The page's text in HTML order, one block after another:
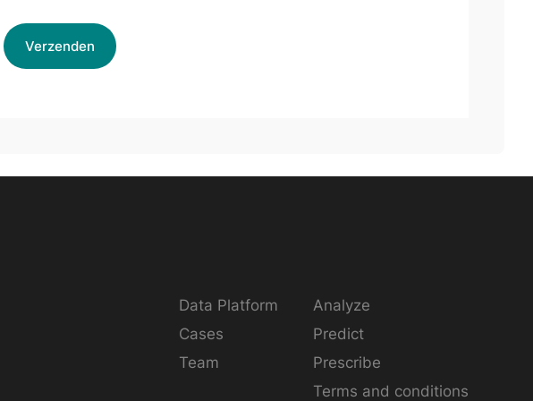
Data Platform
Cases
Team
Analyze
Predict
Prescribe
Terms and conditions